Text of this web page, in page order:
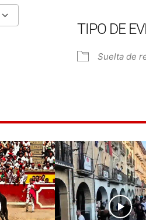
TIPO DE
Suelta de